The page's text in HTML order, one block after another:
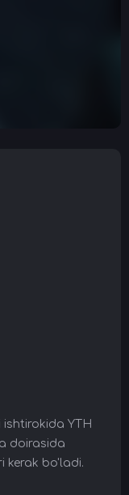
YTH
doirasida
kerak bo'ladi.